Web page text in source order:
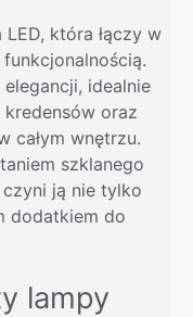
LED, która łączy w
idealnie
kredensów oraz
całym wnętrzu.
szklanego
ją nie tylko
dodatkiem do
lampy